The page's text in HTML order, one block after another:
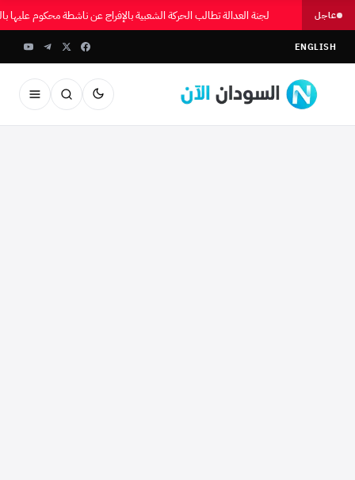
عاجل لجنة العدالة تطالب الحركة الشعبية بالإفراج عن ناشطة محكوم
ENGLISH